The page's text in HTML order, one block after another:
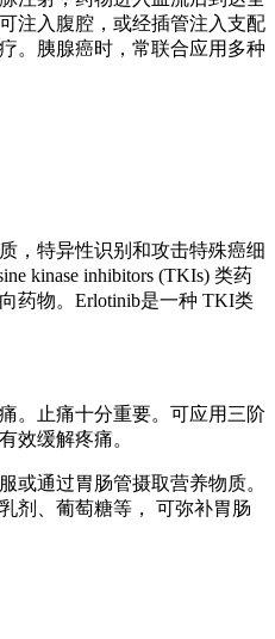
注入腹腔，或经插管注入支配
。胰腺癌时，常联合应用多种
，特异性识别和攻击特殊癌细
kinase inhibitors (TKIs) 类药
药物。Erlotinib是一种 TKI类
。止痛十分重要。可应用三阶
效缓解疼痛。
或通过胃肠管摄取营养物质。
剂、葡萄糖等， 可弥补胃肠